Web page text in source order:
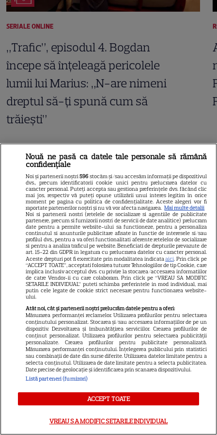
SERIALE ONLINE
„Trafic”, episodul 4. Bogdan
începe să înțeleagă pericolele
lumii lui Marius: „N-are nimeni
dreptul să-ți spună cum să
trăiești”
ARTICOLE PARTENERI
Horoscop 5 august 2026.
Vărsătorii au nevoie de
abordări mai creative, mai
relaxate în subiectele legate
de câștiguri, venituri și
cheltuieli
Cine poate retrage banii din
contul unei persoane
decedate
Cum coci vinetele la bloc, fără
să umpli casa de fum
Nouă ne pasă ca datele tale personale să rămână
confidențiale
Noi și partenerii noștri596 stocăm și/sau accesăm informații pe dispozitivul
dvs., precum identificatorii cookie unici pentru prelucrarea datelor cu
caracter personal. Puteți accepta sau gestiona preferințele dvs. făcând clic
mai jos, respectiv vă puteți opune utilizării unui interes legitim în orice
moment pe pagina cu politica de confidențialitate. Aceste alegeri vor fi
raportate partenerilor noștri și nu vă vor afecta navigarea. Mai multe detalii
Noi si partenerii nostri (retelele de socializare si agentiile de publicitate
partenere, precum si furnizorii nostri de servicii de date analitice) prelucram
date pentru a permite website-ului sa functioneze, pentru a personaliza
continutul si anunturile publicitare afisate in functie de interesele si/sau
profilul dvs., pentru a va oferi functionalitati aferente retelelor de socializare
si pentru a analiza traficul pe website. Beneficiati de drepturile prevazute de
art. 15-22 din GDPR in legatura cu prelucrarea datelor cu caracter personal.
Aceste drepturi pot fi exercitate prin modalitatea indicataaici. Prin click pe
“ACCEPT TOATE”, acceptati folosirea tuturor Tehnologiilor de tip Cookie, care
implica inclusiv acceptul dvs. cu privire la stocarea/accesarea informatiilor
de catre Vendor-ii cu care colaboram. Prin click pe “VREAU SA MODIFIC
SETARILE INDIVIDUAL” puteti schimba preferintele in mod individual, mai
putin cele legate de cookie strict necesare pentru functionarea website-
ului.
Atât noi, cât și partenerii noștri prelucrăm datele pentru a oferi:
Măsurarea performanței reclamelor. Utilizarea profilurilor pentru selectarea
conținutului personalizat. Stocarea și/sau accesarea informațiilor de pe un
dispozitiv. Dezvoltarea și îmbunătățirea serviciilor. Crearea profilurilor de
conținut personalizat. Utilizarea profilurilor pentru selectarea publicității
personalizate. Crearea profilurilor pentru publicitate personalizată.
Măsurarea performanței conținutului. Înțelegerea publicului prin statistici
sau combinații de date din surse diferite. Utilizarea datelor limitate pentru a
selecta conținutul. Utilizarea de date limitate pentru a selecta publicitatea.
Date precise de geolocație și identificarea prin scanarea dispozitivului.
Listă parteneri (furnizori)
ACCEPT TOATE
VREAU SA MODIFIC SETARILE INDIVIDUAL